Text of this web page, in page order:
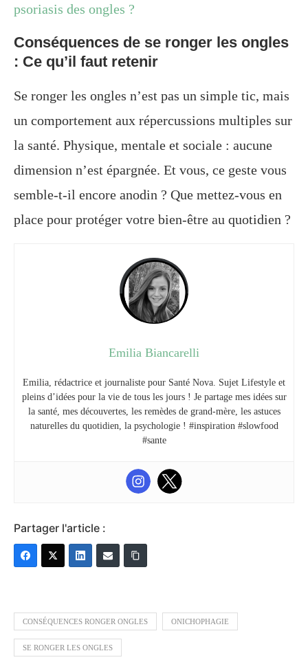
psoriasis des ongles ?
Conséquences de se ronger les ongles
: Ce qu’il faut retenir
Se ronger les ongles n’est pas un simple tic, mais
un comportement aux répercussions multiples sur
la santé. Physique, mentale et sociale : aucune
dimension n’est épargnée. Et vous, ce geste vous
semble-t-il encore anodin ? Que mettez-vous en
place pour protéger votre bien-être au quotidien ?
Emilia Biancarelli
Emilia, rédactrice et journaliste pour Santé Nova. Sujet Lifestyle et
pleins d’idées pour la vie de tous les jours ! Je partage mes idées sur
la santé, mes découvertes, les remèdes de grand-mère, les astuces
naturelles du quotidien, la psychologie ! #inspiration #slowfood
#sante
Partager l'article :
CONSÉQUENCES RONGER ONGLES ONICHOPHAGIE
SE RONGER LES ONGLES